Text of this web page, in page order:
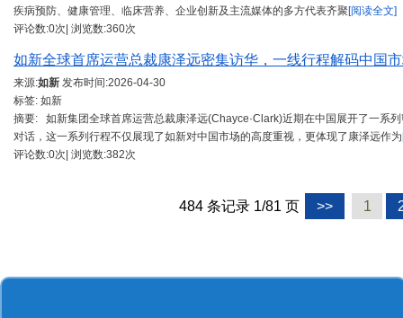
疾病预防、健康管理、临床营养、企业创新及主流媒体的多方代表齐聚 [阅读全文]
评论数:0次| 浏览数:360次
如新全球首席运营总裁康泽远密集访华，一线行程解码中国
来源:如新 发布时间:2026-04-30
标签: 如新
摘要: 如新集团全球首席运营总裁康泽远(Chayce·Clark)近期在中国展开了一系
对话，这一系列行程不仅展现了如新对中国市场的高度重视，更体现了康泽远作为
评论数:0次| 浏览数:382次
484 条记录 1/81 页 >> 1